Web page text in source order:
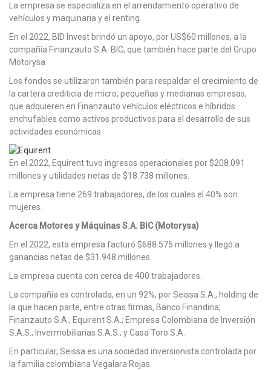
La empresa se especializa en el arrendamiento operativo de
vehículos y maquinaria y el renting.
En el 2022, BID Invest brindó un apoyo, por US$60 millones, a la
compañía Finanzauto S.A. BIC, que también hace parte del Grupo
Motorysa.
Los fondos se utilizaron también para respaldar el crecimiento de
la cartera crediticia de micro, pequeñas y medianas empresas,
que adquieren en Finanzauto vehículos eléctricos e híbridos
enchufables como activos productivos para el desarrollo de sus
actividades económicas.
En el 2022, Equirent tuvo ingresos operacionales por $208.091
millones y utilidades netas de $18.738 millones.
La empresa tiene 269 trabajadores, de los cuales el 40% son
mujeres.
Acerca Motores y Máquinas S.A. BIC (Motorysa)
En el 2022, esta empresa facturó $688.575 millones y llegó a
ganancias netas de $31.948 millones.
La empresa cuenta con cerca de 400 trabajadores.
La compañía es controlada, en un 92%, por Seissa S.A., holding de
la que hacen parte, entre otras firmas, Banco Finandina;
Finanzauto S.A.; Equirent S.A.; Empresa Colombiana de Inversión
S.A.S.; Invermobiliarias S.A.S.; y Casa Toro S.A.
En particular, Seissa es una sociedad inversionista controlada por
la familia colombiana Vegalara Rojas.